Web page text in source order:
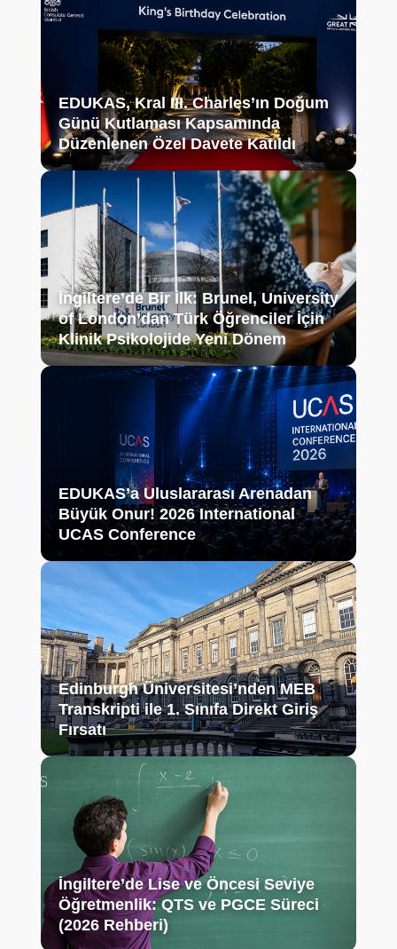
EDUKAS, Kral III. Charles’ın Doğum
Günü Kutlaması Kapsamında
Düzenlenen Özel Davete Katıldı
İngiltere’de Bir İlk: Brunel, University
of London’dan Türk Öğrenciler İçin
Klinik Psikolojide Yeni Dönem
EDUKAS’a Uluslararası Arenadan
Büyük Onur! 2026 International
UCAS Conference
Edinburgh Üniversitesi’nden MEB
Transkripti ile 1. Sınıfa Direkt Giriş
Fırsatı
İngiltere’de Lise ve Öncesi Seviye
Öğretmenlik: QTS ve PGCE Süreci
(2026 Rehberi)